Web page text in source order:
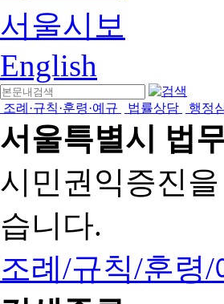
서울시보
English
조례·규칙·훈령·예규 법률상담 행정
서울특별시 법
시민권익증진
습니다.
조례/규칙/훈령/